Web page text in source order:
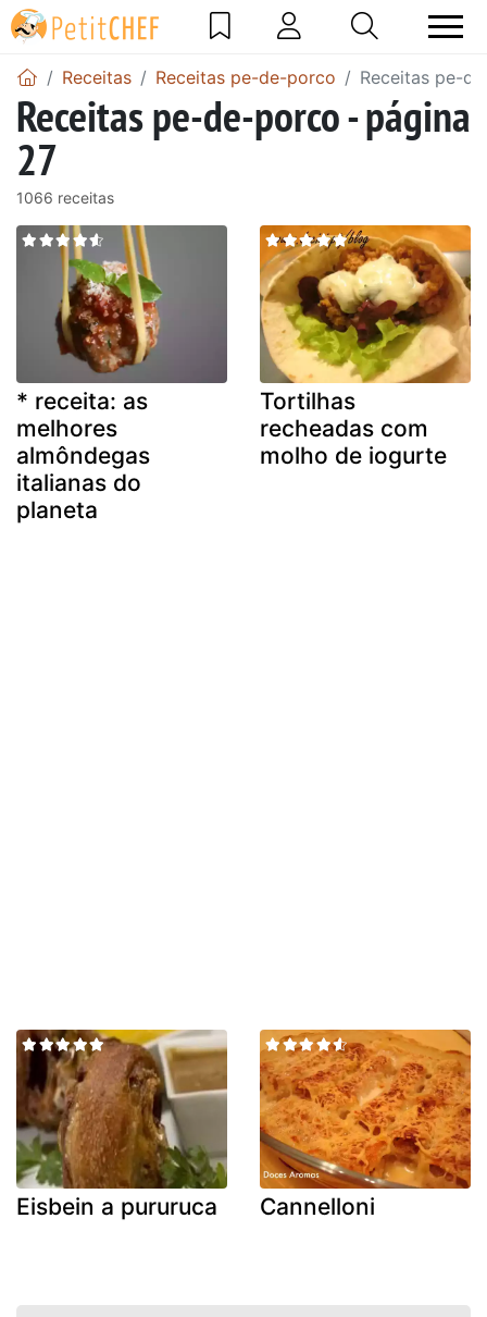
Receitas Receitas pe-de-porco Receitas pe-
Receitas pe-de-porco - página
27
1066 receitas
* receita: as
melhores
almôndegas
italianas do
planeta
Tortilhas
recheadas com
molho de iogurte
Eisbein a pururuca Cannelloni